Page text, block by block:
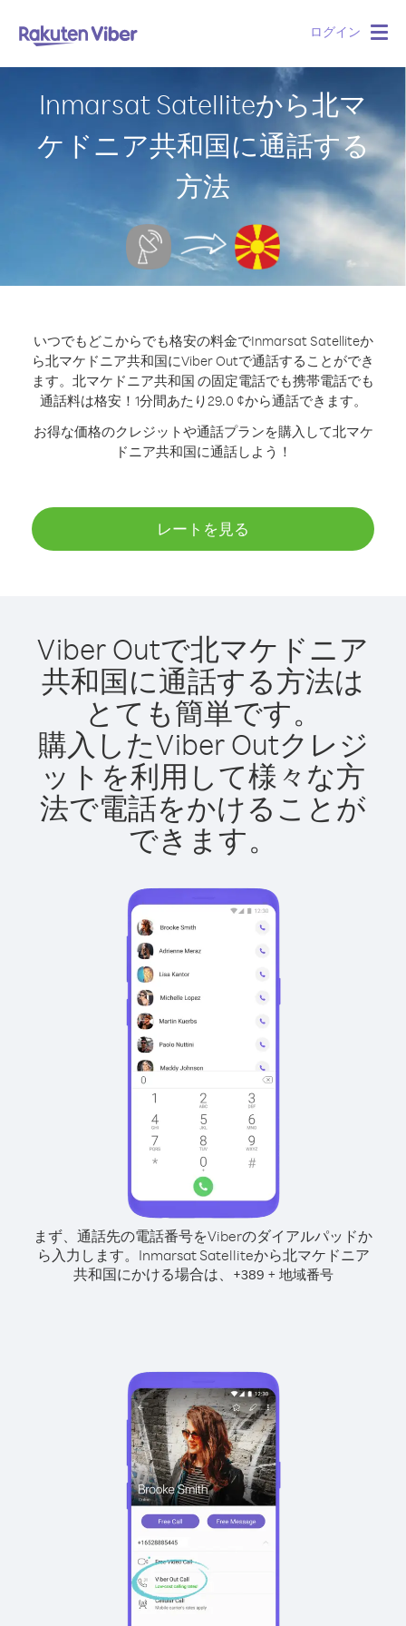
ログイン
Inmarsat Satelliteから北マ
ケドニア共和国に通話する
方法
いつでもどこからでも格安の料金でInmarsat Satelliteか
ら北マケドニア共和国にViber Outで通話することができ
ます。 北マケドニア共和国 の固定電話でも携帯電話でも
通話料は格安！1分間あたり29.0 ¢から通話できます。
お得な価格のクレジットや通話プランを購入して北マケ
ドニア共和国に通話しよう！
レートを見る
Viber Outで北マケドニア
共和国に通話する方法は
とても簡単です。
購入したViber Outクレジ
ットを利用して様々な方
法で電話をかけることが
できます。
まず、通話先の電話番号をViberのダイアルパッドか
ら入力します。 Inmarsat Satelliteから北マケドニア
共和国にかける場合は、
+389 + 地域番号